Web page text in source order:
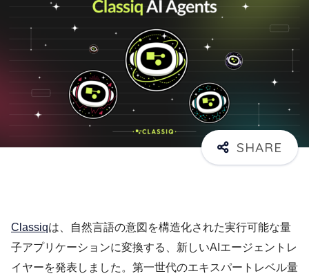
Classiqは、自然言語の意図を構造化された実行可能な量
子アプリケーションに変換する、新しいAIエージェントレ
イヤーを発表しました。第一世代のエキスパートレベル量